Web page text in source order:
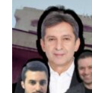
Новости
Кыргызстана